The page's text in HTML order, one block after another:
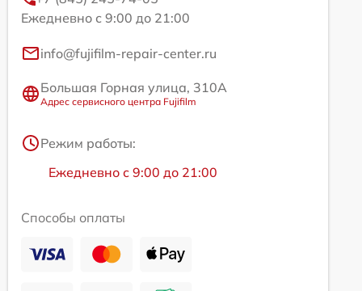
Ежедневно с 9:00 до 21:00
info@fujifilm-repair-center.ru
Большая Горная улица, 310А
Адрес сервисного центра Fujifilm
Режим работы:
Ежедневно с 9:00 до 21:00
Способы оплаты